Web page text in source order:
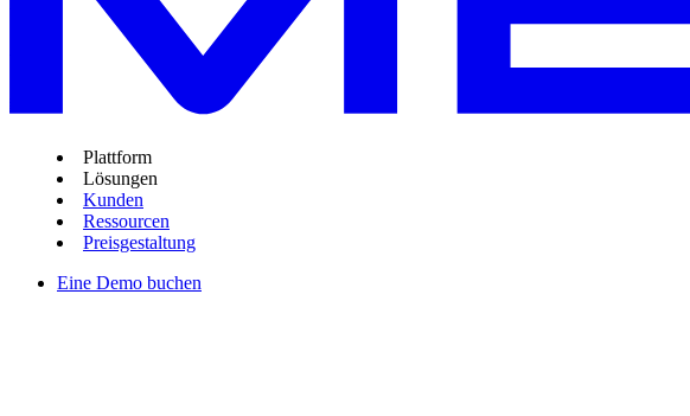
Plattform
Lösungen
Kunden
Ressourcen
Preisgestaltung
Eine Demo buchen